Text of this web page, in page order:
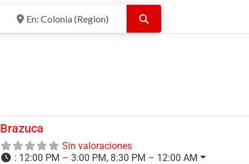
Cerca de
Brazuca
Sin valoraciones
: 12:00 PM – 3:00 PM, 8:30 PM – 12:00 AM